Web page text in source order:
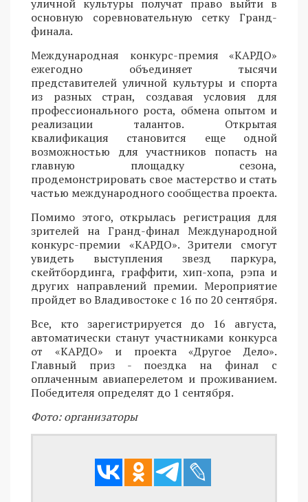
уличной культуры получат право выйти в
основную соревновательную сетку Гранд-
финала.
Международная конкурс-премия «КАРДО»
ежегодно объединяет тысячи
представителей уличной культуры и спорта
из разных стран, создавая условия для
профессионального роста, обмена опытом и
реализации талантов. Открытая
квалификация становится еще одной
возможностью для участников попасть на
главную площадку сезона,
продемонстрировать свое мастерство и стать
частью международного сообщества проекта.
Помимо этого, открылась регистрация для
зрителей на Гранд-финал Международной
конкурс-премии «КАРДО». Зрители смогут
увидеть выступления звезд паркура,
скейтбординга, граффити, хип-хопа, рэпа и
других направлений премии. Мероприятие
пройдет во Владивостоке с 16 по 20 сентября.
Все, кто зарегистрируется до 16 августа,
автоматически станут участниками конкурса
от «КАРДО» и проекта «Другое Дело».
Главный приз - поездка на финал с
оплаченным авиаперелетом и проживанием.
Победителя определят до 1 сентября.
Фото: организаторы